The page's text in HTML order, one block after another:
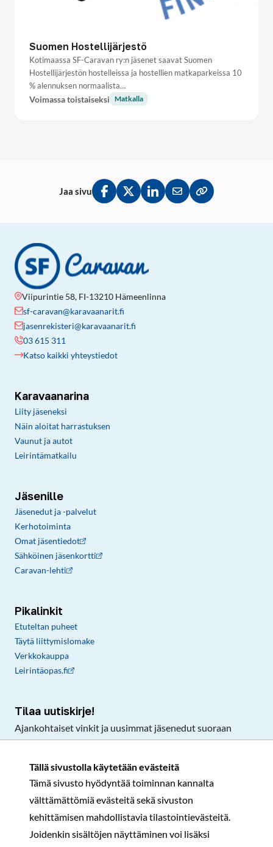
Tällä sivustolla käytetään evästeitä
Tämä sivusto hyödyntää toiminnan kannalta
välttämättömiä evästeitä sekä sivuston
kehittämisen mahdollistavia tilastointievästeitä.
Joidenkin sisältöjen näyttäminen voi lisäksi
Suomen Hostellijärjestö
Kotimaassa SF-Caravan ry:n jäsenet saavat Suomen
Hostellijärjestön hostelleissa ja hostellien matkaparkeissa 10
% alennuksen normaalista…
Voimassa toistaiseksi Matkalla
Jaa sivu
Jaa Facebookissa
Jaa Twitterissä
Jaa LinkedInissä
Jaa sähköpostitse
Kopioi linkki
Viipurintie 58, FI-13210 Hämeenlinna
sf-caravan@karavaanarit.fi
jasenrekisteri@karavaanarit.fi
03 615 311
Katso kaikki yhteystiedot
Karavaanarina
Liity jäseneksi
Näin aloitat harrastuksen
Vaunut ja autot
Leirintämatkailu
Jäsenille
Jäsenedut ja -palvelut
Kerhotoiminta
Omat jäsentiedot
Sähköinen jäsenkortti
Caravan-lehti
Pikalinkit
Etuteltan puheet
Täytä liittymislomake
Verkkokauppa
Leirintäopas.fi
Tilaa uutiskirje!
Ajankohtaiset vinkit ja uusimmat jäsenedut suoraan